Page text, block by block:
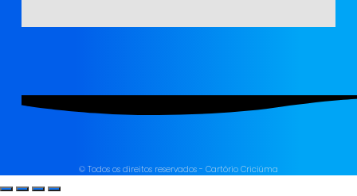
© Todos os direitos reservados - Cartório Criciúma